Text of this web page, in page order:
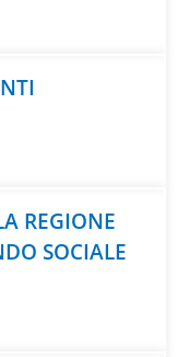
REGIONE
SOCIALE